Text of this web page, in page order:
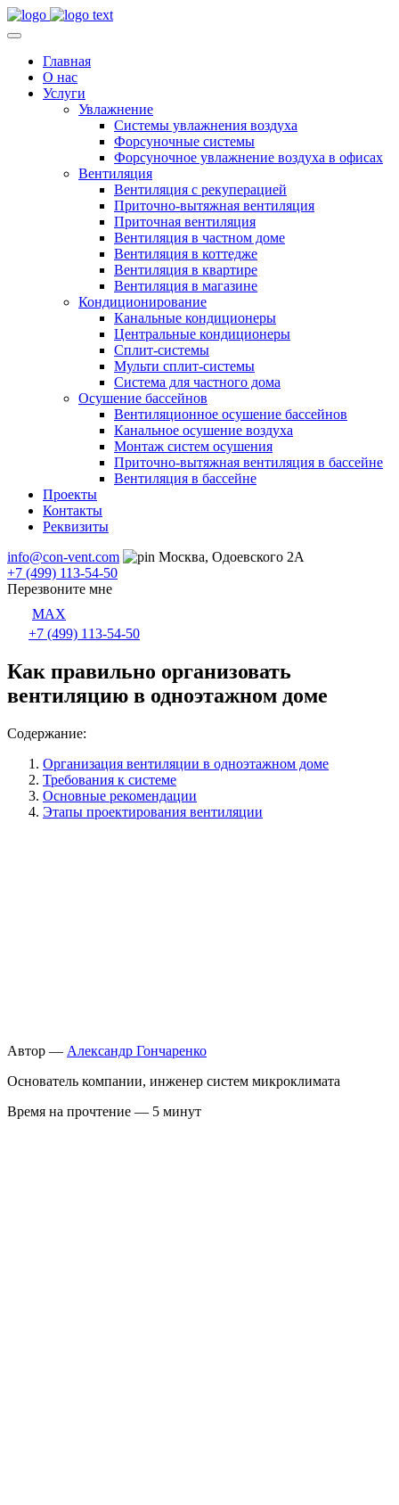
Главная
О нас
Услуги
Увлажнение
Системы увлажнения воздуха
Форсуночные системы
Форсуночное увлажнение воздуха в офисах
Вентиляция
Вентиляция с рекуперацией
Приточно-вытяжная вентиляция
Приточная вентиляция
Вентиляция в частном доме
Вентиляция в коттедже
Вентиляция в квартире
Вентиляция в магазине
Кондиционирование
Канальные кондиционеры
Центральные кондиционеры
Сплит-системы
Мульти сплит-системы
Система для частного дома
Осушение бассейнов
Вентиляционное осушение бассейнов
Канальное осушение воздуха
Монтаж систем осушения
Приточно-вытяжная вентиляция в бассейне
Вентиляция в бассейне
Проекты
Контакты
Реквизиты
info@con-vent.com
Москва, Одоевского 2А
+7 (499) 113-54-50
Перезвоните мне
MAX
+7 (499) 113-54-50
Как правильно организовать
вентиляцию в одноэтажном доме
Содержание:
Организация вентиляции в одноэтажном доме
Требования к системе
Основные рекомендации
Этапы проектирования вентиляции
Автор — Александр Гончаренко
Основатель компании, инженер систем микроклимата
Время на прочтение — 5 минут